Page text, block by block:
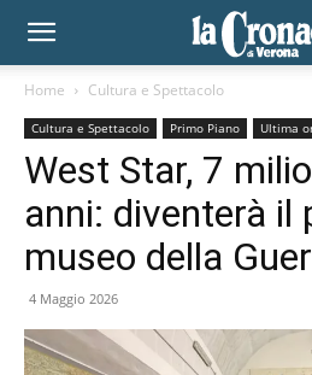
Home Cultura e Spettacolo
Cultura e Spettacolo Primo Piano Ultima
West Star, 7
anni: diventerà il
museo della
4 Maggio 2026